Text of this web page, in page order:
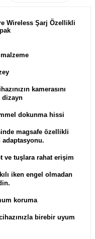
Wireless Şarj Özellikli
kamerasını
dizayn
dokunma hissi
magsafe özellikli
ve tuşlara rahat erişim
iken engel olmadan
koruma
birebir uyum